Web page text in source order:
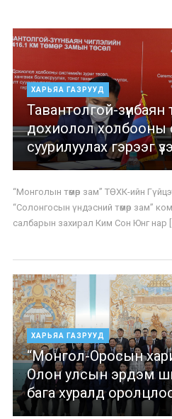
ХАРЬЯА ГАЗРУУД
Тавантолгой-
дохиолол холбооны
суурилуулах гэрээг
“Монголын төмөр зам” ТӨХК-ийн
“Солонгосын үндэсний төмөр зам”
салбарын захирал Ким Сон Юнг нар
ХАРЬЯА ГАЗРУУД
“Монгол-Оросын
Олон улсын эрдэм
бага хуралд